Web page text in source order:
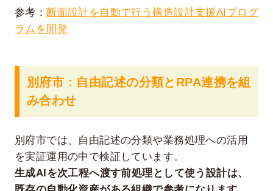
参考： 断面設計を自動で行う構造設計支援AIプログ
ラムを開発
別府市：自由記述の分類とRPA連携を組
み合わせ
別府市では、自由記述の分類や業務処理への活用
を実証運用の中で検証しています。
生成AIを次工程へ渡す前処理として使う設計は、